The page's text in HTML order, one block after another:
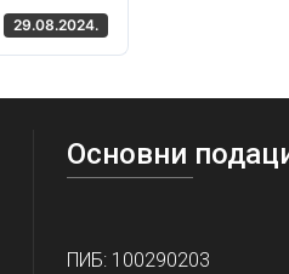
29.08.2024.
Основни
ПИБ: 100290203